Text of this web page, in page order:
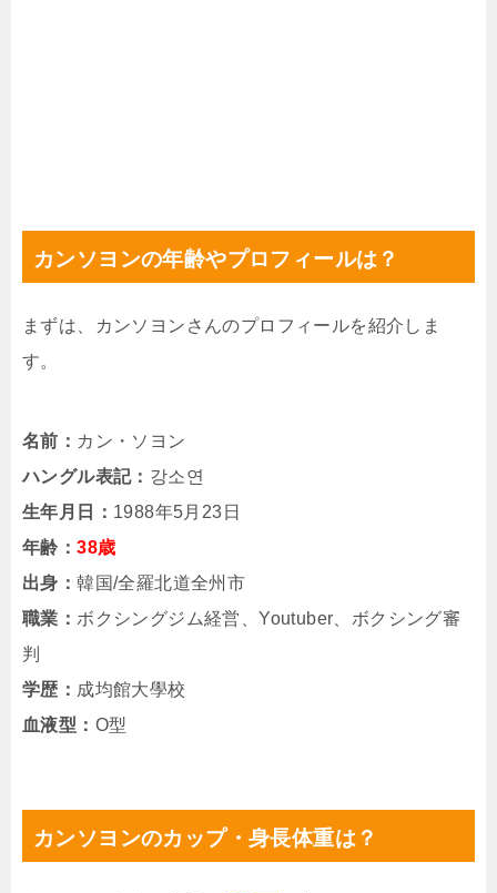
カンソヨンの年齢やプロフィールは？
まずは、カンソヨンさんのプロフィールを紹介しま
す。
名前： カン・ソヨン
ハングル表記： 강소연
生年月日： 1988年5月23日
年齢：38歳
出身：韓国/全羅北道全州市
職業： ボクシングジム経営、Youtuber、ボクシング審
判
学歴： 成均館大學校
血液型： O型
カンソヨンのカップ・身長体重は？